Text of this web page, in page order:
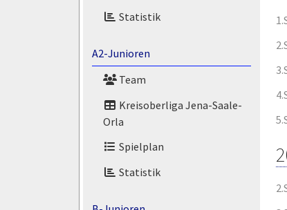
Statistik
A2-Junioren
Team
Kreisoberliga Jena-Saale-
Orla
Spielplan
Statistik